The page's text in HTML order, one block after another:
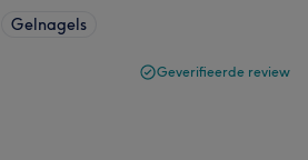
Gelnagels
Geverifieerde review